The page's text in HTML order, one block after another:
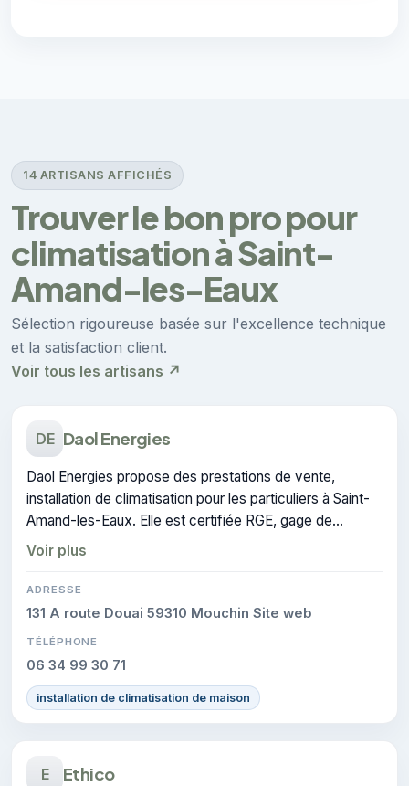
14 ARTISANS AFFICHÉS
Trouver le bon pro pour
climatisation à Saint-
Amand-les-Eaux
Sélection rigoureuse basée sur l'excellence technique
et la satisfaction client.
Voir tous les artisans ↗
DE Daol Energies
Daol Energies propose des prestations de vente,
installation de climatisation pour les particuliers à Saint-
Amand-les-Eaux. Elle est certifiée RGE, gage de
conformité sur les interventions réalisées.
Voir plus
ADRESSE
131 A route Douai 59310 Mouchin Site web
TÉLÉPHONE
06 34 99 30 71
installation de climatisation de maison
E Ethico